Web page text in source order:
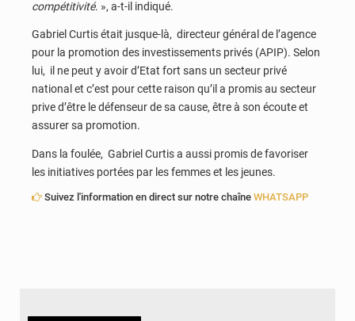
compétitivité. », a-t-il indiqué.
Gabriel Curtis était jusque-là, directeur général de l’agence
pour la promotion des investissements privés (APIP). Selon
lui, il ne peut y avoir d’Etat fort sans un secteur privé
national et c’est pour cette raison qu’il a promis au secteur
prive d’être le défenseur de sa cause, être à son écoute et
assurer sa promotion.
Dans la foulée, Gabriel Curtis a aussi promis de favoriser
les initiatives portées par les femmes et les jeunes.
Suivez l'information en direct sur notre chaîne WHATSAPP